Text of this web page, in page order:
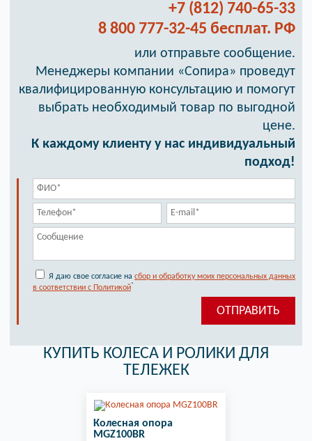
+7 (812) 740-65-33
8 800 777-32-45 бесплат. РФ
или отправьте сообщение.
Менеджеры компании «Сопира» проведут
квалифицированную консультацию и помогут
выбрать необходимый товар по выгодной
цене.
К каждому клиенту у нас индивидуальный
подход!
Я даю свое согласие на сбор и обработку моих персональных данных
в соответствии с Политикой*
КУПИТЬ КОЛЕСА И РОЛИКИ ДЛЯ
ТЕЛЕЖЕК
Колесная опора
MGZ100BR